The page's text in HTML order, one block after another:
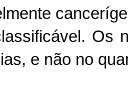
Os
e não no